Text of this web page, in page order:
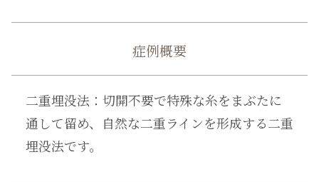
症例概要
二重埋没法：切開不要で特殊な糸をまぶたに
通して留め、自然な二重ラインを形成する二重
埋没法です。